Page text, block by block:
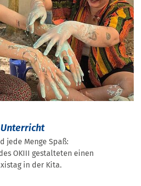
jede Menge Spaß:
OKIII gestalteten einen
in der Kita.